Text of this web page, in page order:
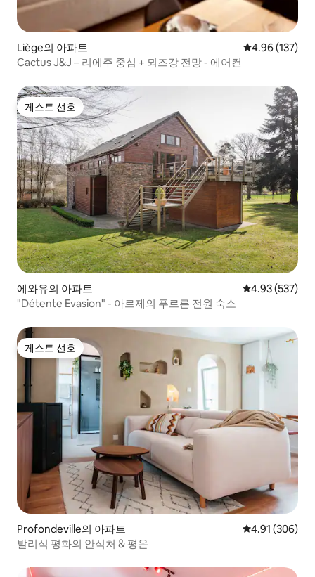
Liège의 아파트 평점 4.96점(5
4.96 (137)
Cactus J&J – 리에주 중심 + 뫼즈강 전망 - 에어컨
게스트 선호
게스트 선호
에와유의 아파트 평점 4.93점(5
4.93 (537)
"Détente Evasion" - 아르제의 푸르른 전원 숙소
게스트 선호
게스트 선호
Profondeville의 아파트 평점 4.91점(5
4.91 (306)
발리식 평화의 안식처 & 평온